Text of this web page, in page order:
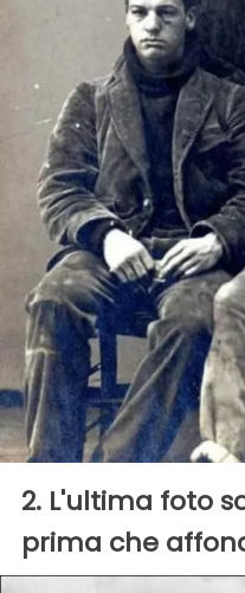
2. L'ultima foto
prima che